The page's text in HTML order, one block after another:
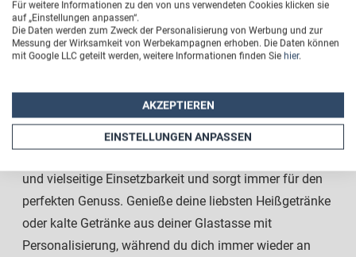
mit Fotosausreichend Platz für deine
Lieblingsgetränke.
damit ideal für den täglichen Gebrauch. Ob als
persönliches Geschenk für einen besonderen Anlass
oder als individueller Blickfang im Büro – dieser
und vielseitige Einsetzbarkeit und sorgt immer für den
perfekten Genuss. Genieße deine liebsten Heißgetränke
oder kalte Getränke aus deiner Glastasse mit
Personalisierung, während du dich immer wieder an
Für weitere Informationen zu den von uns verwendeten Cookies klicken sie
auf „Einstellungen anpassen“.
Die Daten werden zum Zweck der Personalisierung von Werbung und zur
Messung der Wirksamkeit von Werbekampagnen erhoben. Die Daten können
mit Google LLC geteilt werden, weitere Informationen finden Sie hier.
AKZEPTIEREN
EINSTELLUNGEN ANPASSEN